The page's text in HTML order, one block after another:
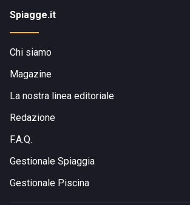
Spiagge.it
Chi siamo
Magazine
La nostra linea editoriale
Redazione
F.A.Q.
Gestionale Spiaggia
Gestionale Piscina